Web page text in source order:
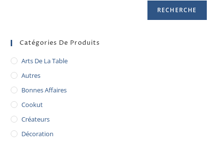
RECHERCHE
Catégories De Produits
Arts De La Table
Autres
Bonnes Affaires
Cookut
Créateurs
Décoration